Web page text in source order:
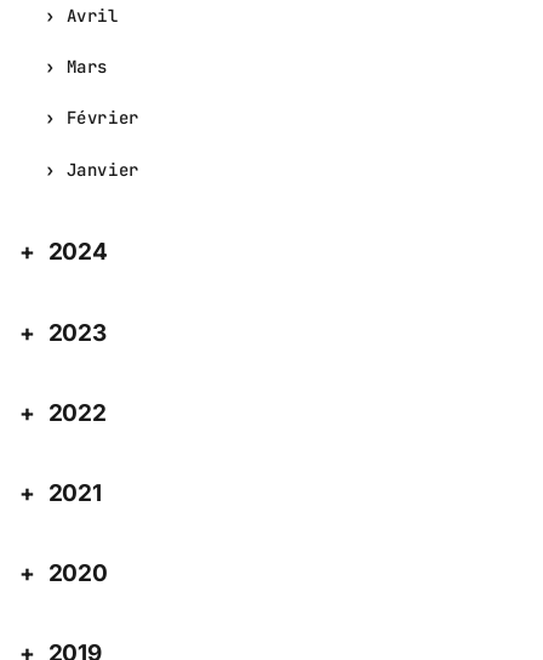
Avril
Mars
Février
Janvier
2024
2023
2022
2021
2020
2019